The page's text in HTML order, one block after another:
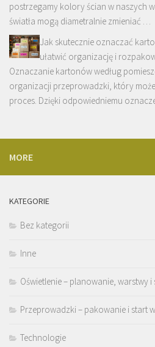
postrzegamy kolory ścian w naszych
światła mogą diametralnie zmieniać …
Jak skutecznie oznaczać
ułatwić organizację i
Oznaczanie kartonów według
organizacji przeprowadzki, który
proces. Dzięki odpowiedniemu
MORE
KATEGORIE
Bez kategorii
Inne
Oświetlenie – planowanie, warstwy i
Przeprowadzki – pakowanie i start
Technologie